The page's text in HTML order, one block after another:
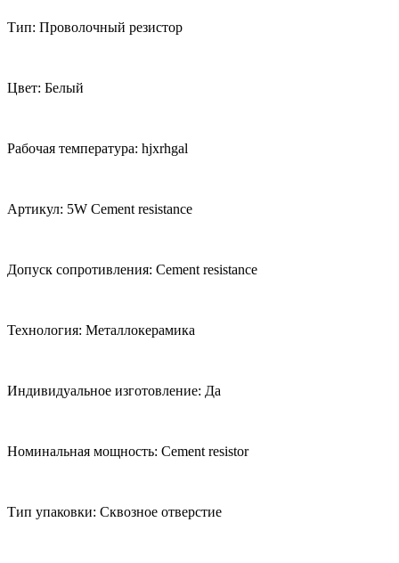
Тип: Проволочный резистор
Цвет: Белый
Рабочая температура: hjxrhgal
Артикул: 5W Cement resistance
Допуск сопротивления: Cement resistance
Технология: Металлокерамика
Индивидуальное изготовление: Да
Номинальная мощность: Cement resistor
Тип упаковки: Сквозное отверстие